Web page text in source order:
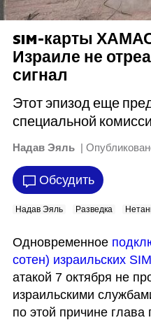
SIM-карты
Израиле не
сигнал
Этот эпизод еще
специальной
Надав Эяль |
Обсудить
Надав Эяль Разведка
Одновременное
сотен) израильских
атакой 7 октября не
израильскими
по этой причине глава